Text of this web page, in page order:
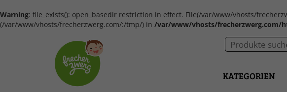
Warning: file_exists(): open_basedir restriction in effect. File(/var/www/vhosts/
(/var/www/vhosts/frecherzwerg.com/:/tmp/) in /var/www/vhosts/frecherzwerg.com/
KATEGORIEN